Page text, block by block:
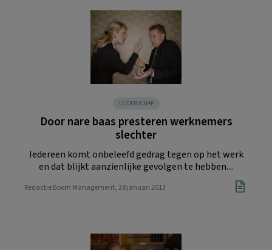
LEIDERSCHAP
Door nare baas presteren werknemers
slechter
Iedereen komt onbeleefd gedrag tegen op het werk
en dat blijkt aanzienlijke gevolgen te hebben....
Redactie Boom Management, 28 januari 2013